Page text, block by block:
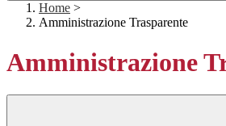
Home >
Amministrazione Trasparente
Amministrazione